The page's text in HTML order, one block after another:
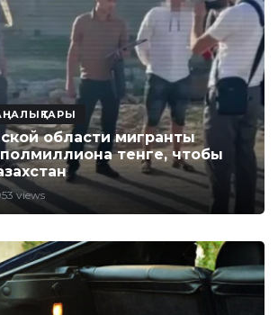
области мигранты
тенге, чтобы
views